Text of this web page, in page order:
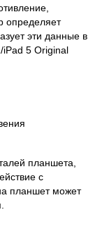
определяет
эти данные в
iPad 5 Original
планшета,
с
планшет может